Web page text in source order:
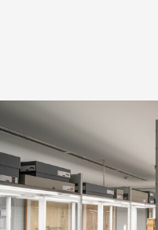
Kontakt